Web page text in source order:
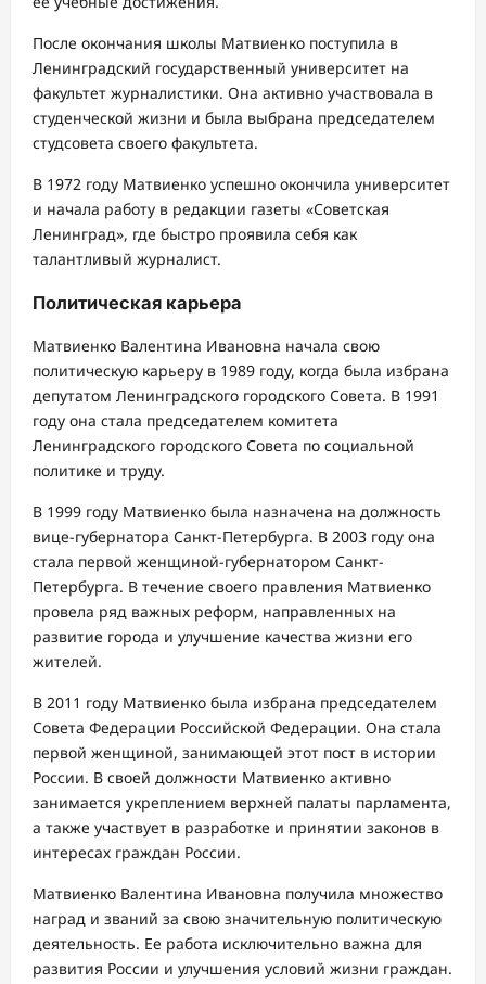
После окончания школы Матвиенко поступила в
Ленинградский государственный университет на
факультет журналистики. Она активно участвовала в
студенческой жизни и была выбрана председателем
студсовета своего факультета.
В 1972 году Матвиенко успешно окончила университет
и начала работу в редакции газеты «Советская
Ленинград», где быстро проявила себя как
талантливый журналист.
Политическая карьера
Матвиенко Валентина Ивановна начала свою
политическую карьеру в 1989 году, когда была избрана
депутатом Ленинградского городского Совета. В 1991
году она стала председателем комитета
Ленинградского городского Совета по социальной
политике и труду.
В 1999 году Матвиенко была назначена на должность
вице-губернатора Санкт-Петербурга. В 2003 году она
стала первой женщиной-губернатором Санкт-
Петербурга. В течение своего правления Матвиенко
провела ряд важных реформ, направленных на
развитие города и улучшение качества жизни его
жителей.
В 2011 году Матвиенко была избрана председателем
Совета Федерации Российской Федерации. Она стала
первой женщиной, занимающей этот пост в истории
России. В своей должности Матвиенко активно
занимается укреплением верхней палаты парламента,
а также участвует в разработке и принятии законов в
интересах граждан России.
Матвиенко Валентина Ивановна получила множество
наград и званий за свою значительную политическую
деятельность. Ее работа исключительно важна для
развития России и улучшения условий жизни граждан.